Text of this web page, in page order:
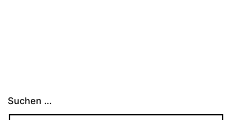
Suchen …